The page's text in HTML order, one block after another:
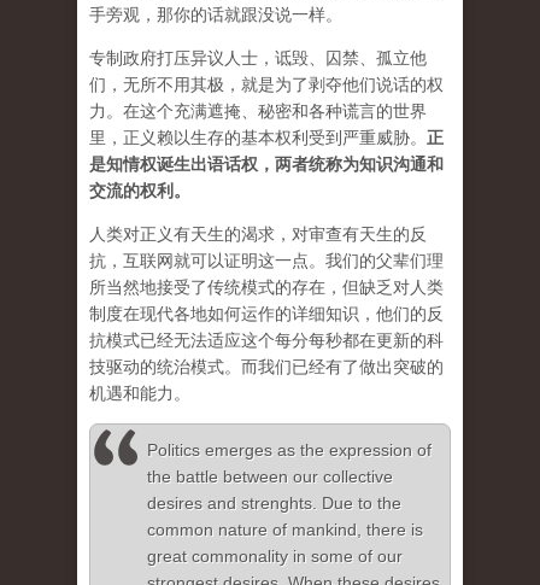
手旁观，那你的话就跟没说一样。
专制政府打压异议人士，诋毁、囚禁、孤立他
们，无所不用其极，就是为了剥夺他们说话的权
力。在这个充满遮掩、秘密和各种谎言的世界
里，正义赖以生存的基本权利受到严重威胁。 正
是知情权诞生出语话权，两者统称为知识沟通和
交流的权利。
人类对正义有天生的渴求，对审查有天生的反
抗，互联网就可以证明这一点。我们的父辈们理
所当然地接受了传统模式的存在，但缺乏对人类
制度在现代各地如何运作的详细知识，他们的反
抗模式已经无法适应这个每分每秒都在更新的科
技驱动的统治模式。而我们已经有了做出突破的
机遇和能力。
Politics emerges as the expression of
the battle between our collective
desires and strenghts. Due to the
common nature of mankind, there is
great commonality in some of our